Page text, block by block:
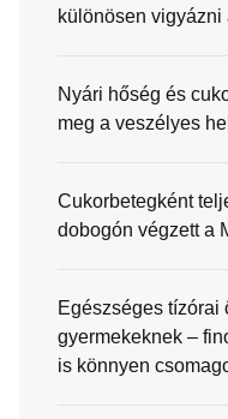
különösen
Nyári hőség és
meg a veszélyes
Cukorbetegként
dobogón végzett a
Egészséges tízórai
gyermekeknek –
is könnyen